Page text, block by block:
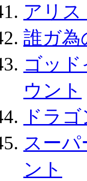
アリ
誰ガ為
ゴッ
ウント
ドラ
スー
ント